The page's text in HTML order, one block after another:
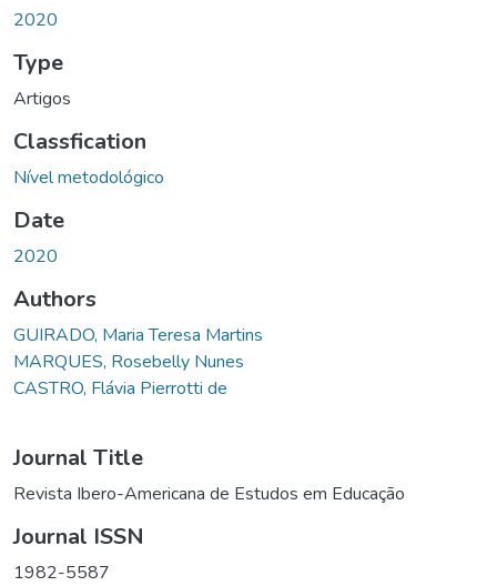
2020
Type
Artigos
Classfication
Nível metodológico
Date
2020
Authors
GUIRADO, Maria Teresa Martins
MARQUES, Rosebelly Nunes
CASTRO, Flávia Pierrotti de
Journal Title
Revista Ibero-Americana de Estudos em Educação
Journal ISSN
1982-5587